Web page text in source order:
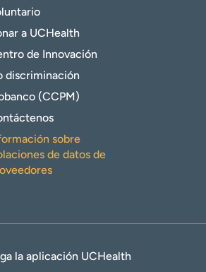
a UCHealth
de Innovación
discriminación
(CCPM)
sobre
de datos de
la aplicación UCHealth